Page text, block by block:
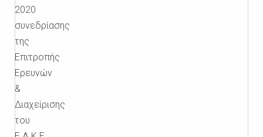
2020
συνεδρίασης
της
Επιτροπής
Ερευνών
&
Διαχείρισης
του